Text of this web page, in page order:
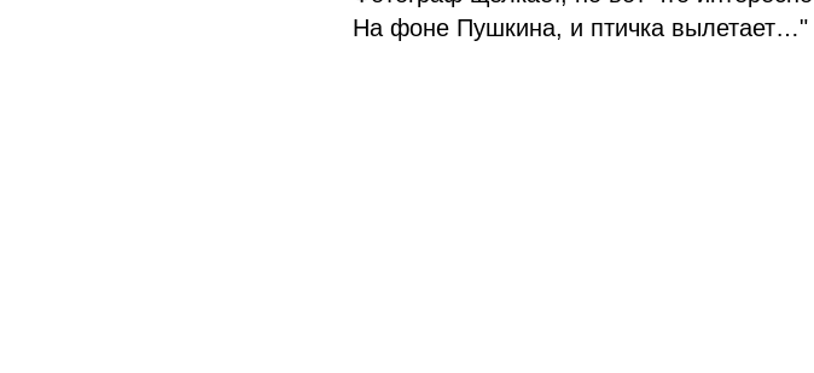
На фоне Пушкина, и птичка вылетает…"